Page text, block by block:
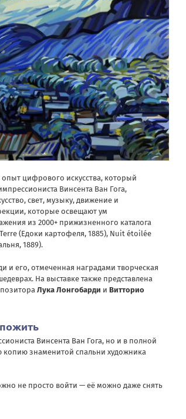
цифрового искусства, который
Винсента Ван Гога,
свет, музыку, движение и
которые освещают ум
из 2000+ прижизненного каталога
(Едоки картофеля, 1885), Nuit étoilée
1889).
и его, отмеченная наградами творческая
На выставке также представлена
Лука Лонгобарди и Витторио
Винсента Ван Гога, но и в полной
копию знаменитой спальни художника
не просто войти — её можно даже снять